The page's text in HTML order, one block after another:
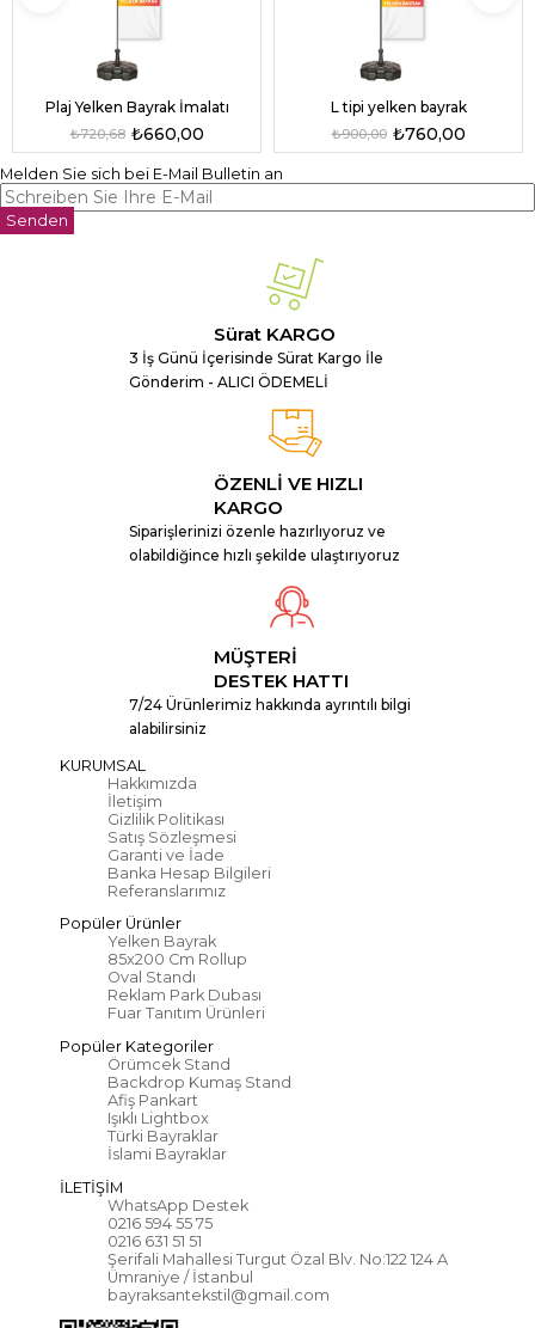
Plaj Yelken Bayrak İmalatı
₺660,00
₺720,68
L tipi yelken bayrak
₺760,00
₺900,00
Melden Sie sich bei E-Mail Bulletin an
Senden
Sürat KARGO
3 İş Günü İçerisinde Sürat Kargo İle
Gönderim - ALICI ÖDEMELİ
ÖZENLİ VE HIZLI
KARGO
Siparişlerinizi özenle hazırlıyoruz ve
olabildiğince hızlı şekilde ulaştırıyoruz
MÜŞTERİ
DESTEK HATTI
7/24 Ürünlerimiz hakkında ayrıntılı bilgi
alabilirsiniz
KURUMSAL
Hakkımızda
İletişim
Gizlilik Politikası
Satış Sözleşmesi
Garanti ve İade
Banka Hesap Bilgileri
Referanslarımız
Popüler Ürünler
Yelken Bayrak
85x200 Cm Rollup
Oval Standı
Reklam Park Dubası
Fuar Tanıtım Ürünleri
Popüler Kategoriler
Örümcek Stand
Backdrop Kumaş Stand
Afiş Pankart
Işıklı Lightbox
Türki Bayraklar
İslami Bayraklar
İLETİŞİM
WhatsApp Destek
0216 594 55 75
0216 631 51 51
Şerifali Mahallesi Turgut Özal Blv. No:122 124 A
Ümraniye / İstanbul
bayraksantekstil@gmail.com